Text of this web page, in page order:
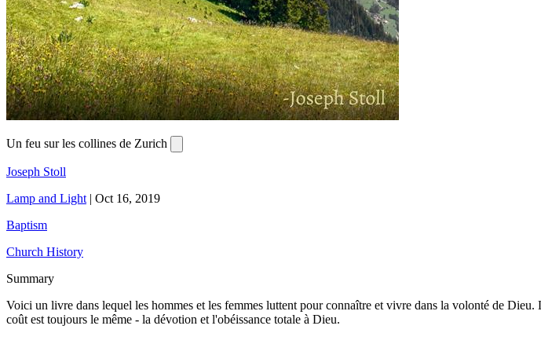
Un feu sur les collines de Zurich
Joseph Stoll
Lamp and Light | Oct 16, 2019
Baptism
Church History
Summary
Voici un livre dans lequel les hommes et les femmes luttent pour connaître et vivre dans la volonté de
coût est toujours le même - la dévotion et l'obéissance totale à Dieu.